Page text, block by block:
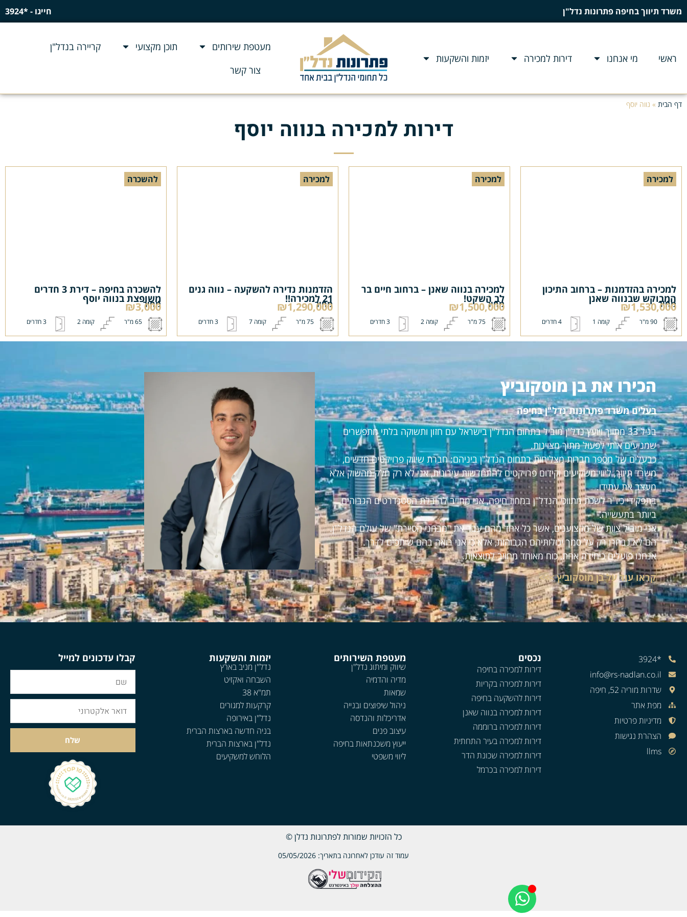
משרד תיווך בחיפה פתרונות נדל"ן חייגו - *3924
ראשי מי אנחנו דירות למכירה יזמות והשקעות
מעטפת שירותים תוכן מקצועי
קריירה בנדל"ן
צור קשר
דף הבית » נווה יוסף
דירות למכירה בנווה יוסף
למכירה
למכירה בהזדמנות – ברחוב התיכון
המבוקש שבנווה שאנן
מחיר
₪1,530,000
90 מ"ר קומה 1 4 חדרים
למכירה
למכירה בנווה שאנן – ברחוב חיים בר
לב השקט!
מחיר
₪1,500,000
75 מ"ר קומה 2 3 חדרים
למכירה
הזדמנות נדירה להשקעה – נווה גנים
21 למכירה!!
מחיר
₪1,290,000
75 מ"ר קומה 7 3 חדרים
להשכרה
להשכרה בחיפה – דירת 3 חדרים
משופצת בנווה יוסף
מחיר
₪3,000
65 מ"ר קומה 2 3 חדרים
הכירו את בן מוסקוביץ
בעלים משרד פתרונות נדל"ן בחיפה
בגיל 33 מתווך ויועץ נדל"ן מוביל בתחום הנדל"ן בישראל עם חזון ותשוקה בלתי מתפשרים
שמניעים אותי לפעול מתוך מצוינות.
כבעלים של מספר חברות מצליחות בתחום הנדל"ן ביניהם: חברת שיווק פרויקטים חדשים,
משרד תיווך, ליווי משקיעים וקידום פרויקטים להתחדשות עירונית, אני לא רק חלק מהשוק אלא
מעצב את עתידו.
בתפקידי כיו"ר לשכת מתווכי הנדל"ן במחוז חיפה, אני מחויב להובלת הסטנדרטים הגבוהים
ביותר בתעשייה.
אני מוביל צוות של מקצוענים, אשר כל אחד מהם עבר את "מבחני הסיירת" של עולם הנדל"ן.
הם לא נבחרו רק על סמך יכולותיהם הגבוהות, אלא כי אני רואה בהם שותפים לדרך.
אנחנו פועלים כיחידה אחת, כוח מאוחד מחויב לתוצאות.
קראו עוד על בן מוסקוביץ >>>
*3924
info@rs-nadlan.co.il
שדרות מוריה 52, חיפה
מפת אתר
מדיניות פרטיות
הצהרת נגישות
llms
נכסים
דירות למכירה בחיפה
דירות למכירה בקריות
דירות להשקעה בחיפה
דירות למכירה בנווה שאנן
דירות למכירה ברוממה
דירות למכירה בעיר התחתית
דירות למכירה שכונת הדר
דירות למכירה בכרמל
מעטפת השירותים
שיווק ומיתוג נדל"ן
מדיה והדמיה
שמאות
ניהול שיפוצים ובנייה
אדריכלות והנדסה
עיצוב פנים
ייעוץ משכנתאות בחיפה
ליווי משפטי
יזמות והשקעות
נדל"ן מניב בארץ
השבחה ואקזיט
תמ"א 38
קרקעות למגורים
נדל"ן באירופה
בניה חדשה בארצות הברית
נדל"ן בארצות הברית
הלוחש למשקיעים
קבלו עדכונים למייל
שלח
כל הזכויות שמורות לפתרונות נדלן ©
עמוד זה עודכן לאחרונה בתאריך: 05/05/2026